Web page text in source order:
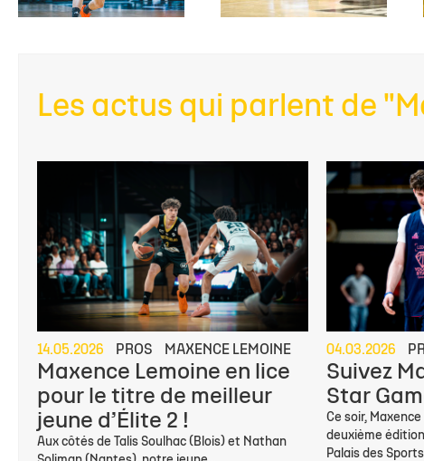
Les actus qui parlent de
14.05.2026 PROS MAXENCE LEMOINE
Maxence Lemoine en lice
pour le titre de meilleur
jeune d’Élite 2 !
Aux côtés de Talis Soulhac (Blois) et Nathan
04.03.2026
Suivez
Star
Ce soir,
deuxième
Palais des